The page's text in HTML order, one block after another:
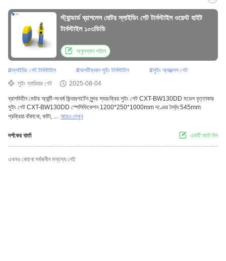
স্ট্যান্ডার্ড ব্রাশলেস মোটর স্লাইডিং গেট টার্নস্টাইল ওয়েস্ট হাইট
টার্নস্টাইল ১০৩ডিডি
অনুসন্ধান পাঠান
#স্লাইডিং গেট টার্নস্টাইল #অপটিক্যাল সুইং টার্নস্টাইল #সুইং অ্যাক্সেস গেট
সুইং ব্যারিয়ার গেট
2025-08-04
ব্রাশবিহীন মোটর অ্যান্টি-সংঘর্ষ কিন্ডারগার্টেন সুন্দর স্বয়ংক্রিয় সুইং গেট CXT-BW130DD মডেল বৃত্তাকার
সুইং গেট CXT-BW130DD স্পেসিফিকেশন 1200*250*1000mm দণ্ডের দৈর্ঘ্য 545mm
প্রক্রিয়া বাঁকানো, কাটা, ... আরও দেখুন
দর্শকের বার্তা একটি বার্তা দিন
এখনও কোনো সর্বজনীন মন্তব্য নেই